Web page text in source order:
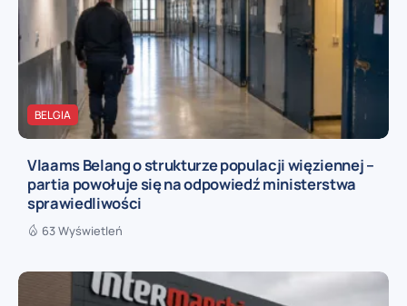
BELGIA
Vlaams Belang o strukturze populacji więziennej –
partia powołuje się na odpowiedź ministerstwa
sprawiedliwości
63 Wyświetleń